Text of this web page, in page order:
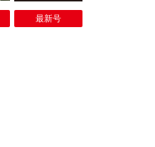
最新号